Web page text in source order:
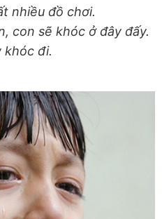
nhiều đồ chơi.
con sẽ khóc ở đây đấy.
khóc đi.